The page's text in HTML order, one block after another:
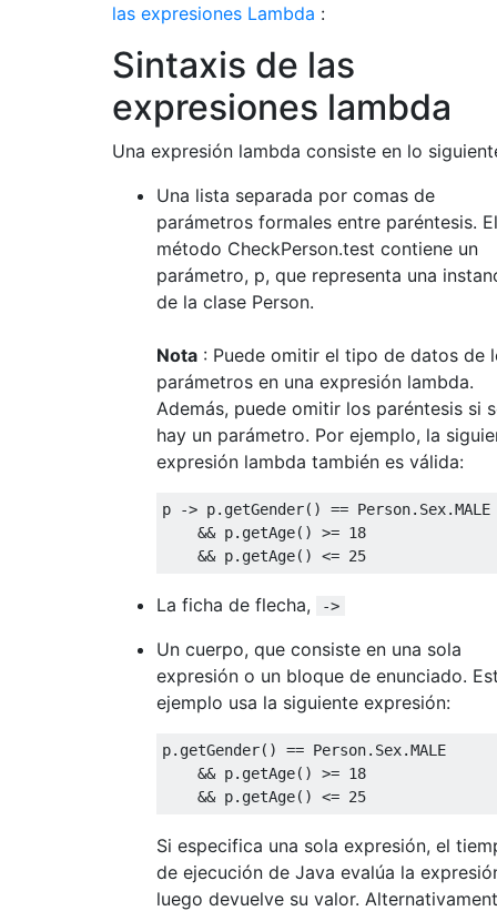
las expresiones Lambda :
Sintaxis de las
expresiones lambda
Una expresión lambda consiste en lo
Una lista separada por comas de
parámetros formales entre paréntesis. El
método CheckPerson.test contiene un
parámetro, p, que representa una
de la clase Person.
Nota : Puede omitir el tipo de datos de
parámetros en una expresión lambda.
Además, puede omitir los paréntesis si
hay un parámetro. Por ejemplo, la
expresión lambda también es válida:
p -> p. getGender() == Person. Sex.
&& p. getAge() >= 18
&& p. getAge() <= 25
La ficha de flecha, ->
Un cuerpo, que consiste en una sola
expresión o un bloque de enunciado.
ejemplo usa la siguiente expresión:
p. getGender() == Person. Sex.MALE
&& p. getAge() >= 18
&& p. getAge() <= 25
Si especifica una sola expresión, el
de ejecución de Java evalúa la
luego devuelve su valor.